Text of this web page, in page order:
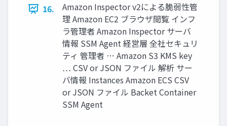
16.
Amazon Inspector v2による脆弱性管
理 Amazon EC2 ブラウザ閲覧 インフ
ラ管理者 Amazon Inspector サーバ
情報 SSM Agent 経営層 全社セキュリ
ティ 管理者 … Amazon S3 KMS key
… CSV or JSON ファイル 解析 サー
バ情報 Instances Amazon ECS CSV
or JSON ファイル Backet Container
SSM Agent